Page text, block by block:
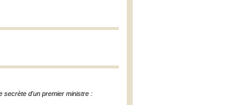
secrète d'un premier ministre :